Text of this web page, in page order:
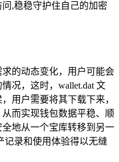
,稳稳守护住自己的加密
的动态变化，用户可能会
况，这时，wallet.dat 文
用户需要将其下载下来，
而实现钱包数据平稳、顺
地从一个宝库转移到另一
记录和使用体验得以无缝